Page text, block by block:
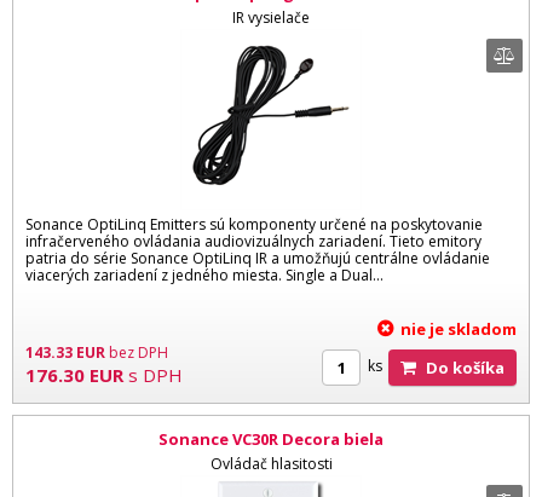
IR vysielače
Sonance OptiLinq Emitters sú komponenty určené na poskytovanie
infračerveného ovládania audiovizuálnych zariadení. Tieto emitory
patria do série Sonance OptiLinq IR a umožňujú centrálne ovládanie
viacerých zariadení z jedného miesta. Single a Dual...
143.33 EURbez DPH
176.30 EUR s DPH
nie je skladom
ks Do košíka
Sonance VC30R Decora biela
Ovládač hlasitosti